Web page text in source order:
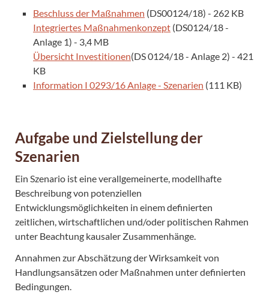
Beschluss der Maßnahmen (DS00124/18) - 262 KB
Integriertes Maßnahmenkonzept (DS0124/18 -
Anlage 1) - 3,4 MB
Übersicht Investitionen(DS 0124/18 - Anlage 2) - 421
KB
Information I 0293/16 Anlage - Szenarien (111 KB)
Aufgabe und Zielstellung der
Szenarien
Ein Szenario ist eine verallgemeinerte, modellhafte
Beschreibung von potenziellen
Entwicklungsmöglichkeiten in einem definierten
zeitlichen, wirtschaftlichen und/oder politischen Rahmen
unter Beachtung kausaler Zusammenhänge.
Annahmen zur Abschätzung der Wirksamkeit von
Handlungsansätzen oder Maßnahmen unter definierten
Bedingungen.